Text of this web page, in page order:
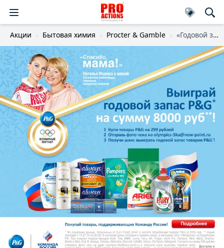
Акции Бытовая химия Procter & Gamble «Годовой запас в Пятерочке!»